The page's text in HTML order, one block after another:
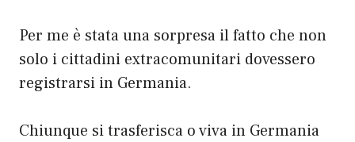
Per me è stata una sorpresa il fatto che non
solo i cittadini extracomunitari dovessero
registrarsi in Germania.
Chiunque si trasferisca o viva in Germania